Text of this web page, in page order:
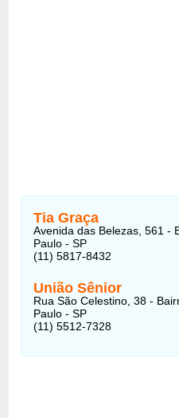
Tia Graça
Avenida das Belezas, 561 -
Paulo - SP
(11) 5817-8432
União Sênior
Rua São Celestino, 38 -
Paulo - SP
(11) 5512-7328